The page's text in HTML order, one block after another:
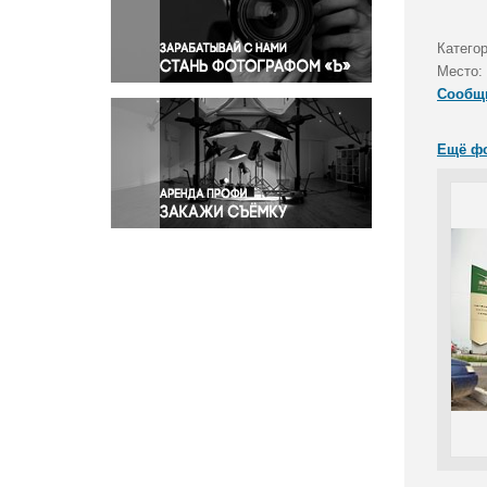
Правосудие
Происшествия и конфликты
Религия
Светская жизнь
Спорт
Экология
Экономика и бизнес
Место:
Ещё